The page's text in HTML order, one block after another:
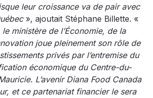
leur croissance va de pair avec
», ajoutait Stéphane Billette. «
ministère de l’Économie, de la
joue pleinement son rôle de
privés par l’entremise du
économique du Centre-du-
L’avenir Diana Food Canada
et ce partenariat financier le sera